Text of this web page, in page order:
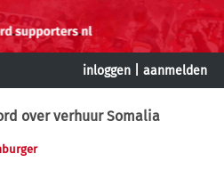
inloggen aanmelden
over verhuur Somalia